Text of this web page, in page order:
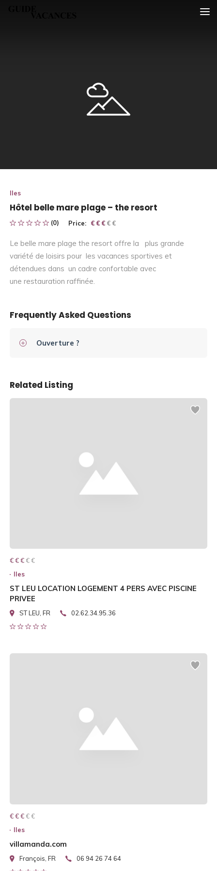
Iles
Hôtel belle mare plage – the resort
(0) Price: € € € € €
€ € €
Le belle mare plage the resort offre la plus grande
variété de loisirs pour les vacances sportives et
détendues dans un cadre confortable avec
une restauration raffinée.
Frequently Asked Questions
Ouverture ?
Related Listing
€ € € € €
€ € €
Iles
ST LEU LOCATION LOGEMENT 4 PERS AVEC PISCINE
PRIVEE
ST LEU, FR 02.62.34.95.36
€ € € € €
€ € €
Iles
villamanda.com
François, FR 06 94 26 74 64